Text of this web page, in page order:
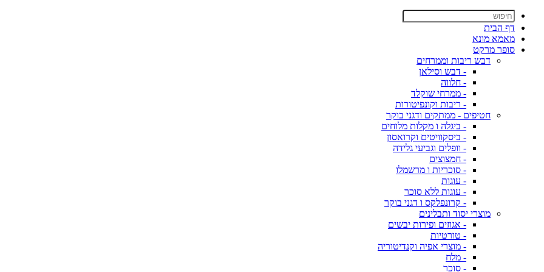
דף הבית
מאמא מונא
סופר מרקט
דבש ריבות וממרחים
- דבש וסילאן
- חלווה
- ממרחי שוקלד
- ריבות וקונפיטורות
חטיפים - ממתקים ודגני בוקר
- ביגלה ו מקלות מלוחים
- ביסקוויטים וקרואסון
- וופלים וגביעי גלידה
- חמצוצים
- סוכריות ו מרשמלו
- עוגות
- עוגות ללא סוכר
- קרונפלקס ו דגני בוקר
מוצרי יסוד ותבלינים
- אגוזים ופירות יבשים
- טורטיות
- מוצרי אפיה וקנדיטוריה
- מלח
- סוכר